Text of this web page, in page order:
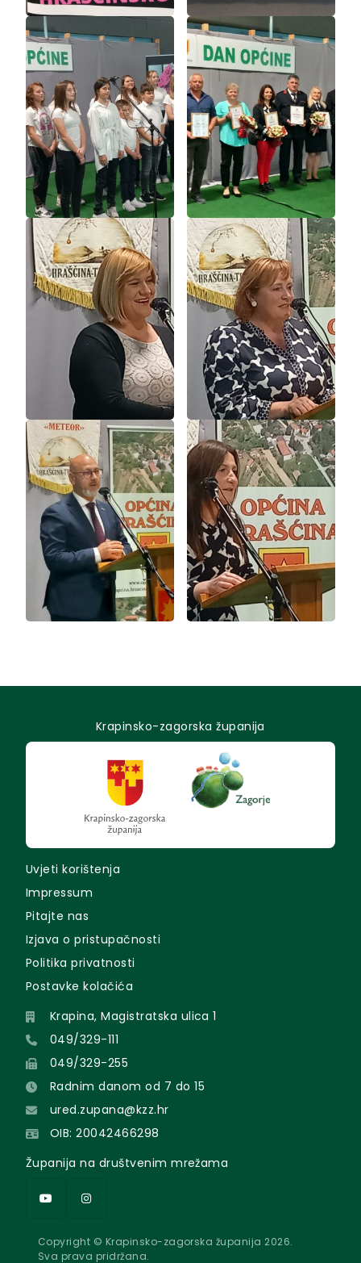
Krapinsko-zagorska županija
Uvjeti korištenja
Impressum
Pitajte nas
Izjava o pristupačnosti
Politika privatnosti
Postavke kolačića
Krapina, Magistratska ulica 1
049/329-111
049/329-255
Radnim danom od 7 do 15
ured.zupana@kzz.hr
OIB: 20042466298
Županija na društvenim mrežama
Copyright © Krapinsko-zagorska županija 2026.
Sva prava pridržana.